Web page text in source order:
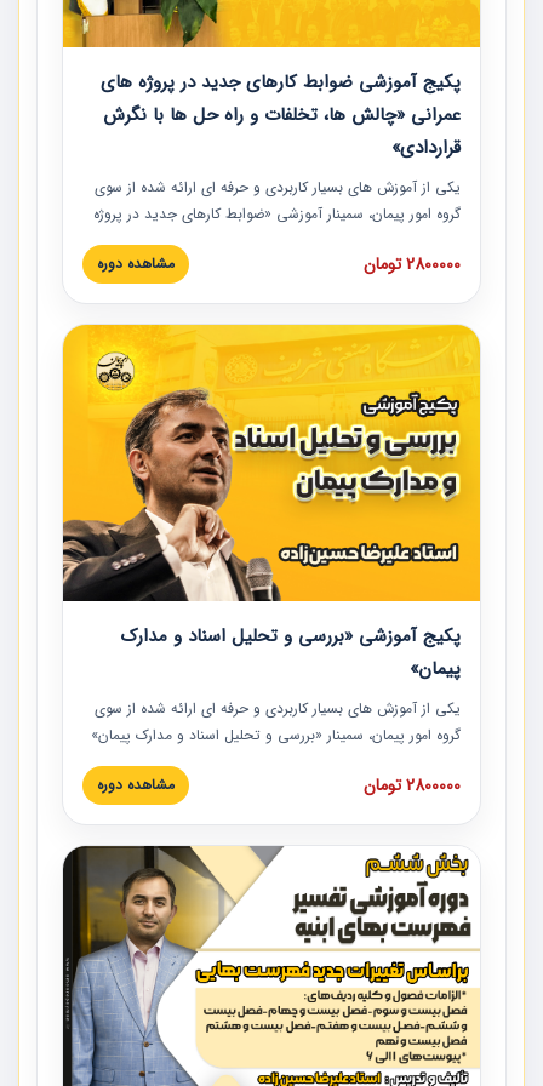
پکیج آموزشی ضوابط کارهای جدید در پروژه های
عمرانی «چالش ها، تخلفات و راه حل ها با نگرش
قراردادی»
یکی از آموزش‏‏‏‏‏‏ های بسیار کاربردی و حرفه‏ ای ارائه شده از سوی
گروه امور پیمان، سمینار آموزشی «ضوابط کارهای جدید در پروژه
های عمرانی» چالش ها، تخلفات و راه حل ها با نگرش قراردادی
است که در محل سندیکای شرکت های ساختمانی کشور ارائه شد.
مدارک پیمان به همراه تجربیات عملی ارائه شده است.
2800000 تومان مشاهده دوره
پکیج آموزشی «بررسی و تحلیل اسناد و مدارک
پیمان»
یکی از آموزش‏‏‏‏‏‏ های بسیار کاربردی و حرفه‏ ای ارائه شده از سوی
گروه امور پیمان، سمینار «بررسی و تحلیل اسناد و مدارک پیمان»
است که در دانشگاه صنعتی شریف ارائه شد. در این آموزش
نکات کلیدی مربوط به اسناد و مدارک پیمان، اولویت بندی اسناد
پیمان به همراه تجربیات عملی در این خصوص ارائه شده است.
2800000 تومان مشاهده دوره